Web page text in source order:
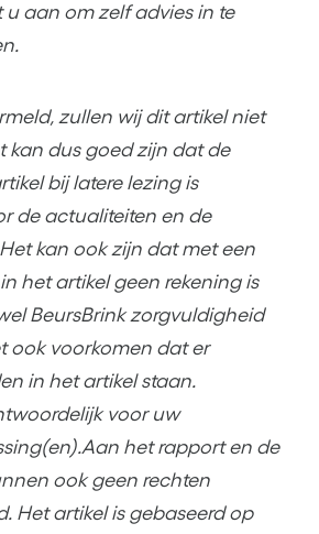
u aan om zelf advies in te
zullen wij dit artikel niet
kan dus goed zijn dat de
bij latere lezing is
de actualiteiten en de
kan ook zijn dat met een
het artikel geen rekening is
BeursBrink zorgvuldigheid
ook voorkomen dat er
in het artikel staan.
voor uw
het rapport en de
ook geen rechten
Het artikel is gebaseerd op